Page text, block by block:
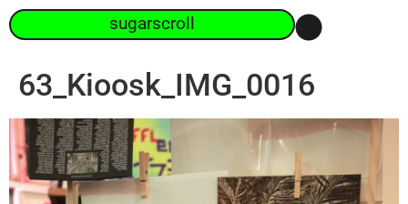
sugarscroll
63_Kioosk_IMG_0016